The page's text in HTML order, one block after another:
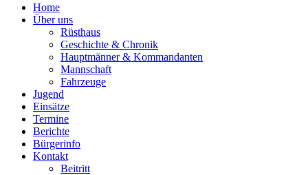
Home
Über uns
Rüsthaus
Geschichte & Chronik
Hauptmänner & Kommandanten
Mannschaft
Fahrzeuge
Jugend
Einsätze
Termine
Berichte
Bürgerinfo
Kontakt
Beitritt